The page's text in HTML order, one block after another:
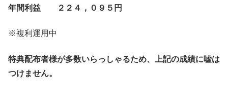
年間利益 ２２４，０９５円
※複利運用中
特典配布者様が多数いらっしゃるため、上記の成績に嘘は
つけません。